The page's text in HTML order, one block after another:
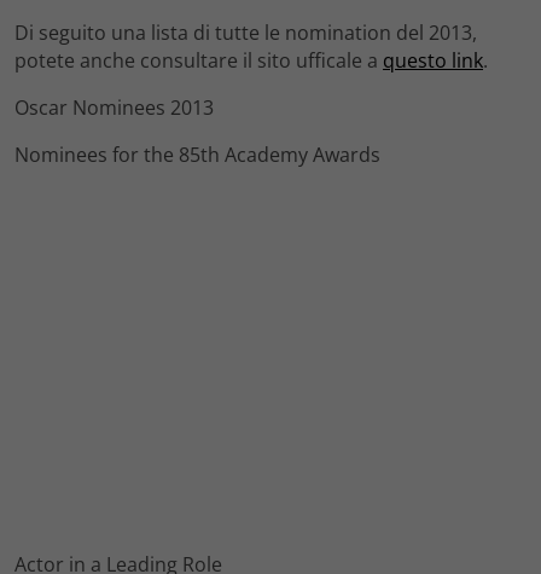
Di seguito una lista di tutte le nomination del 2013,
potete anche consultare il sito ufficale a questo link.
Oscar Nominees 2013
Nominees for the 85th Academy Awards
Actor in a Leading Role